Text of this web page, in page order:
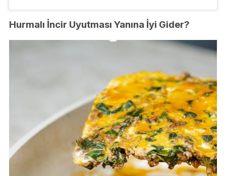
Hurmalı İncir Uyutması Yanına İyi Gider?